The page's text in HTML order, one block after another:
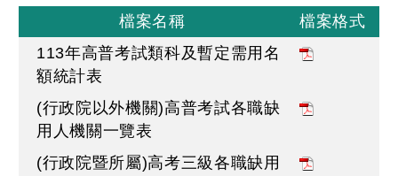
檔案名稱
檔案格式
113年高普考試類科及暫定需用名
額統計表
(行政院以外機關)高普考試各職缺
用人機關一覽表
(行政院暨所屬)高考三級各職缺用